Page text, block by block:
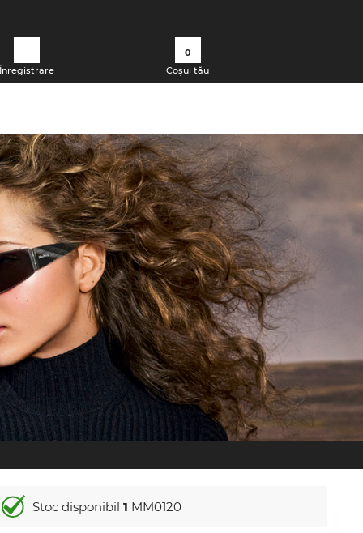
Înregistrare
0
Coșul tău
Stoc disponibil1 MM0120